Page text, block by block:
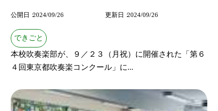
公開日 2024/09/26 更新日 2024/09/26
できごと
本校吹奏楽部が、９／２３（月祝）に開催された「第６
４回東京都吹奏楽コンクール」に...